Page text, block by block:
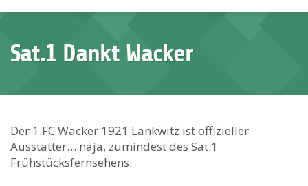
Sat.1 Dankt Wacker
Der 1.FC Wacker 1921 Lankwitz ist offizieller
Ausstatter… naja, zumindest des Sat.1
Frühstücksfernsehens.